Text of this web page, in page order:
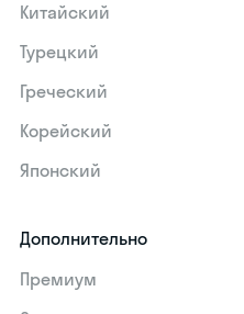
Китайский
Турецкий
Греческий
Корейский
Японский
Дополнительно
Премиум